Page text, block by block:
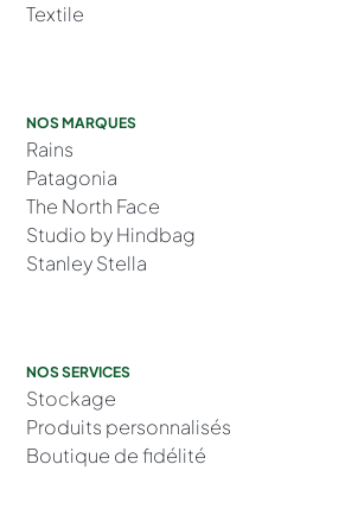
Textile
NOS MARQUES
Rains
Patagonia
The North Face
Studio by Hindbag
Stanley Stella
NOS SERVICES
Stockage
Produits personnalisés
Boutique de fidélité